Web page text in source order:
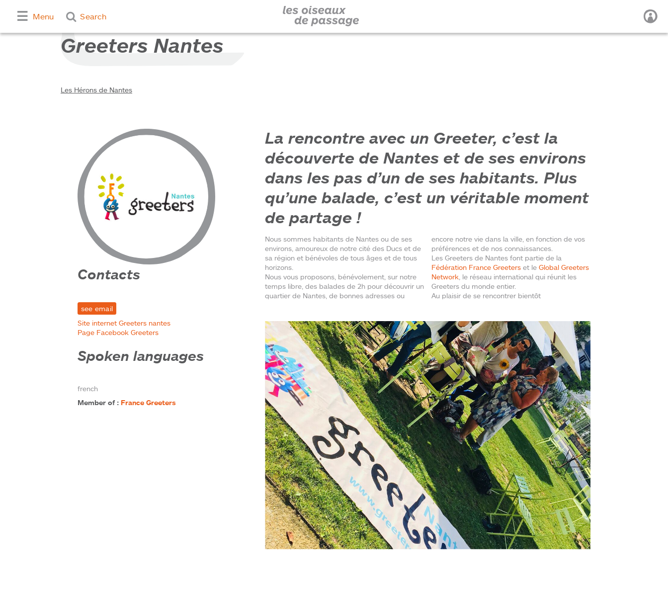
Menu Search
Greeters Nantes
Les Hérons de Nantes
Contacts
see email
Site internet Greeters nantes
Page Facebook Greeters
Spoken languages
french
Member of : France Greeters
La rencontre avec un Greeter, c’est la
découverte de Nantes et de ses environs
dans les pas d’un de ses habitants. Plus
qu’une balade, c’est un véritable moment
de partage !
Nous sommes habitants de Nantes ou de ses
environs, amoureux de notre cité des Ducs et de
sa région et bénévoles de tous âges et de tous
horizons.
Nous vous proposons, bénévolement, sur notre
temps libre, des balades de 2h pour découvrir un
quartier de Nantes, de bonnes adresses ou
encore notre vie dans la ville, en fonction de vos
préférences et de nos connaissances.
Les Greeters de Nantes font partie de la
Fédération France Greeterset le Global Greeters
Network , le réseau international qui réunit les
Greeters du monde entier.
Au plaisir de se rencontrer bientôt